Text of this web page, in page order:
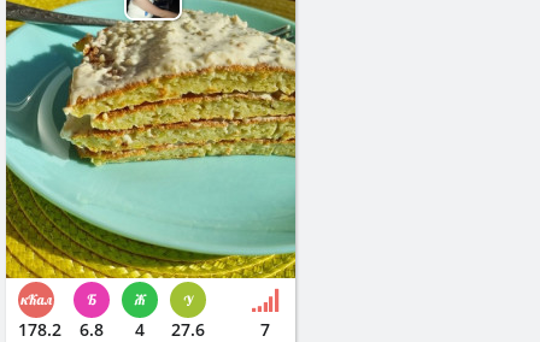
178.2 6.8 4 27.6 7